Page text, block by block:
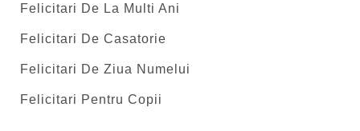
Felicitari De La Multi Ani
Felicitari De Casatorie
Felicitari De Ziua Numelui
Felicitari Pentru Copii